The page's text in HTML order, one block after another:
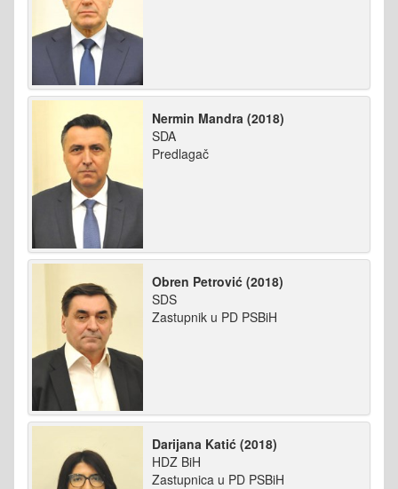
Nermin Mandra (2018)
SDA
Predlagač
Obren Petrović (2018)
SDS
Zastupnik u PD PSBiH
Darijana Katić (2018)
HDZ BiH
Zastupnica u PD PSBiH